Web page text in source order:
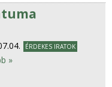
ÉRDEKES IRATOK
»